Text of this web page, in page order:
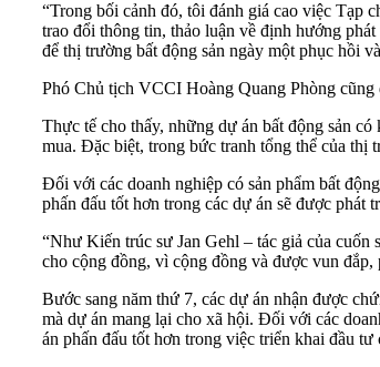
“Trong bối cảnh đó, tôi đánh giá cao việc Tạp
trao đổi thông tin, thảo luận về định hướng
để thị trường bất động sản ngày một phục hồi
Phó Chủ tịch VCCI Hoàng Quang Phòng cũng
Thực tế cho thấy, những dự án bất động sản
mua. Đặc biệt, trong bức tranh tổng thể của thị
Đối với các doanh nghiệp có sản phẩm bất
phấn đấu tốt hơn trong các dự án sẽ được phát
“Như Kiến trúc sư Jan Gehl – tác giả của
cho cộng đồng, vì cộng đồng và được vun
Bước sang năm thứ 7, các dự án nhận được
mà dự án mang lại cho xã hội. Đối với các
án phấn đấu tốt hơn trong việc triển khai đầu